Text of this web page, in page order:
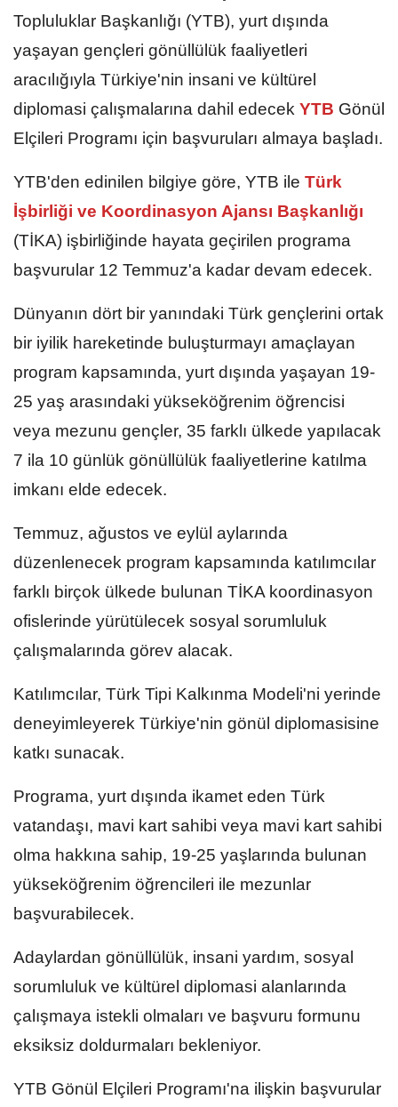
Topluluklar Başkanlığı (YTB), yurt dışında
yaşayan gençleri gönüllülük faaliyetleri
aracılığıyla Türkiye'nin insani ve kültürel
diplomasi çalışmalarına dahil edecek YTB Gönül
Elçileri Programı için başvuruları almaya başladı.
YTB'den edinilen bilgiye göre, YTB ile Türk
İşbirliği ve Koordinasyon Ajansı Başkanlığı
(TİKA) işbirliğinde hayata geçirilen programa
başvurular 12 Temmuz'a kadar devam edecek.
Dünyanın dört bir yanındaki Türk gençlerini ortak
bir iyilik hareketinde buluşturmayı amaçlayan
program kapsamında, yurt dışında yaşayan 19-
25 yaş arasındaki yükseköğrenim öğrencisi
veya mezunu gençler, 35 farklı ülkede yapılacak
7 ila 10 günlük gönüllülük faaliyetlerine katılma
imkanı elde edecek.
Temmuz, ağustos ve eylül aylarında
düzenlenecek program kapsamında katılımcılar
farklı birçok ülkede bulunan TİKA koordinasyon
ofislerinde yürütülecek sosyal sorumluluk
çalışmalarında görev alacak.
Katılımcılar, Türk Tipi Kalkınma Modeli'ni yerinde
deneyimleyerek Türkiye'nin gönül diplomasisine
katkı sunacak.
Programa, yurt dışında ikamet eden Türk
vatandaşı, mavi kart sahibi veya mavi kart sahibi
olma hakkına sahip, 19-25 yaşlarında bulunan
yükseköğrenim öğrencileri ile mezunlar
başvurabilecek.
Adaylardan gönüllülük, insani yardım, sosyal
sorumluluk ve kültürel diplomasi alanlarında
çalışmaya istekli olmaları ve başvuru formunu
eksiksiz doldurmaları bekleniyor.
YTB Gönül Elçileri Programı'na ilişkin başvurular